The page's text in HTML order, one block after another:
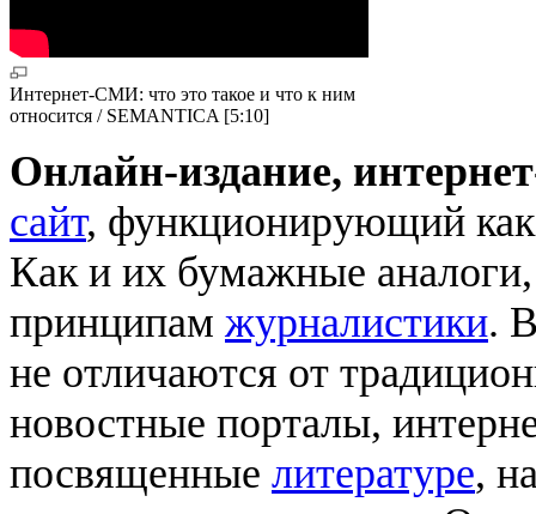
Интернет-СМИ: что это такое и что к ним
относится / SEMANTICA [5:10]
Онлайн-издание,
сайт, функционирующий
Как и их бумажные
принципам журналистики.
не отличаются от
новостные порталы,
посвященные литературе,